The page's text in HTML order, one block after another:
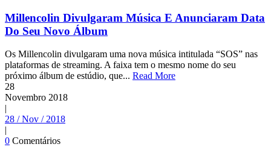
Millencolin Divulgaram Música E Anunciaram Data
Do Seu Novo Álbum
Os Millencolin divulgaram uma nova música intitulada “SOS” nas
plataformas de streaming. A faixa tem o mesmo nome do seu
próximo álbum de estúdio, que... Read More
28
Novembro 2018
|
28 / Nov / 2018
|
0 Comentários